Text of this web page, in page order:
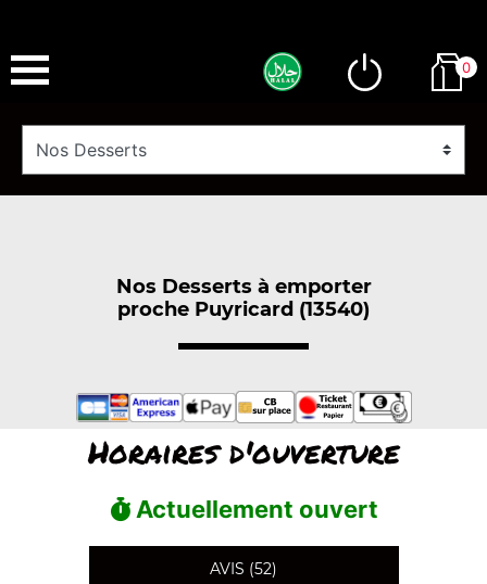
0
Nos Desserts à emporter
proche Puyricard (13540)
Horaires d'ouverture
Actuellement ouvert
AVIS (52)